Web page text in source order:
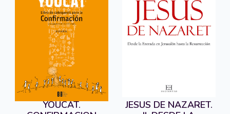
YOUCAT.
JESUS DE NAZARET.